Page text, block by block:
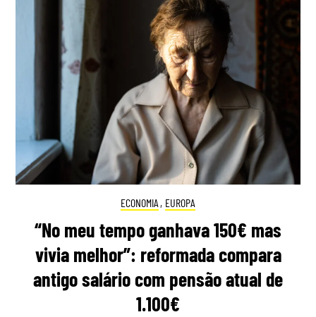
ECONOMIA , EUROPA
“No meu tempo ganhava 150€ mas
vivia melhor”: reformada compara
antigo salário com pensão atual de
1.100€